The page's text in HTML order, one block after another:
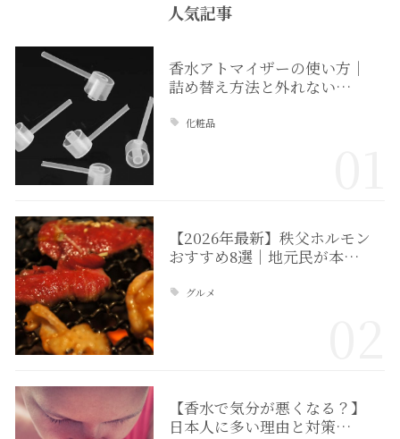
人気記事
香水アトマイザーの使い方｜
詰め替え方法と外れない…
化粧品
【2026年最新】秩父ホルモン
おすすめ8選｜地元民が本…
グルメ
【香水で気分が悪くなる？】
日本人に多い理由と対策…